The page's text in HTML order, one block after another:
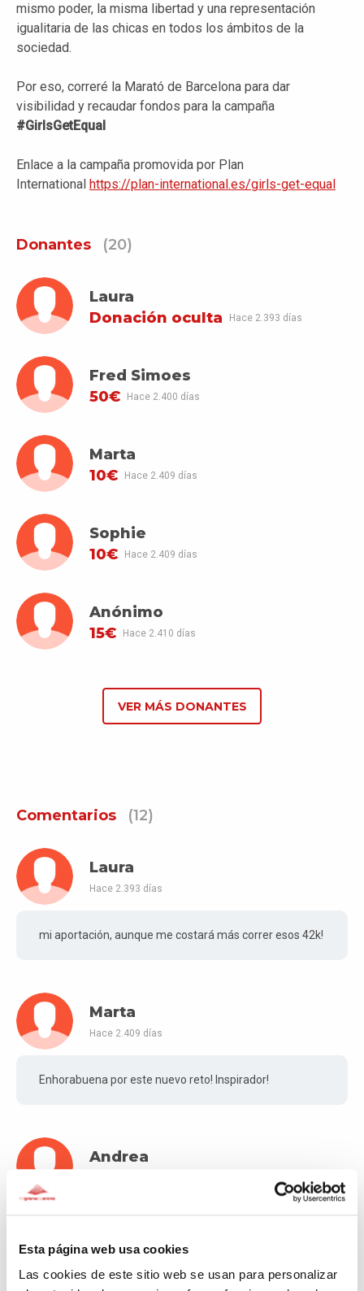
Esta página web usa cookies
Las cookies de este sitio web se usan para personalizar
mismo poder, la misma libertad y una representación
igualitaria de las chicas en todos los ámbitos de la
sociedad.
Por eso, correré la Marató de Barcelona para dar
visibilidad y recaudar fondos para la campaña
#GirlsGetEqual
Enlace a la campaña promovida por Plan
International https://plan-international.es/girls-get-equal
Donantes (20)
Laura
Donación oculta
Hace 2.393 días
Fred Simoes
50€
Hace 2.400 días
Marta
10€
Hace 2.409 días
Sophie
10€
Hace 2.409 días
Anónimo
15€
Hace 2.410 días
VER MÁS DONANTES
Comentarios (12)
Laura
Hace 2.393 días
mi aportación, aunque me costará más correr esos 42k!
Marta
Hace 2.409 días
Enhorabuena por este nuevo reto! Inspirador!
Andrea